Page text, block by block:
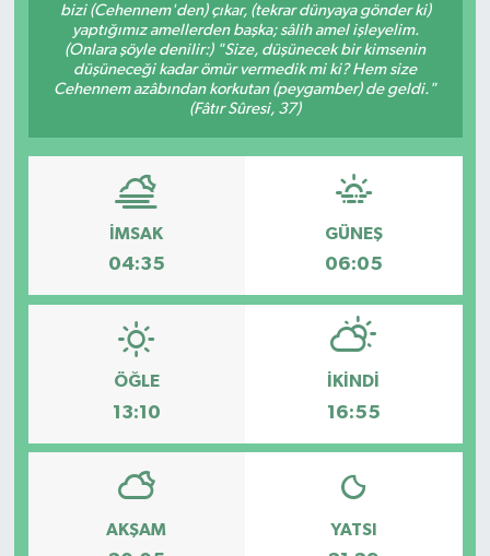
bizi (Cehennem'den) çıkar, (tekrar dünyaya gönder ki)
yaptığımız amellerden başka; sâlih amel işleyelim.
(Onlara şöyle denilir:) "Size, düşünecek bir kimsenin
düşüneceği kadar ömür vermedik mi ki? Hem size
Cehennem azâbından korkutan (peygamber) de geldi."
(Fâtır Sûresi, 37)
İMSAK
04:35
GÜNEŞ
06:05
ÖĞLE
13:10
İKINDI
16:55
AKŞAM YATSI